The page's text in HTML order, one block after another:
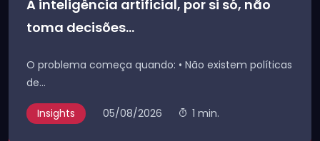
A inteligência artificial, por si só, não
toma decisões...
O problema começa quando: • Não existem políticas
de...
Insights 05/08/2026 1 min.